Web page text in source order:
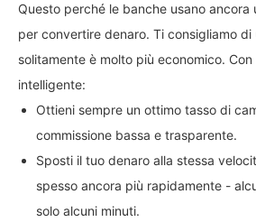
Questo perché le banche usano ancora
per convertire denaro. Ti consigliamo di
solitamente è molto più economico.
intelligente:
Ottieni sempre un ottimo tasso di
commissione bassa e trasparente.
Sposti il tuo denaro alla stessa
spesso ancora più rapidamente -
solo alcuni minuti.